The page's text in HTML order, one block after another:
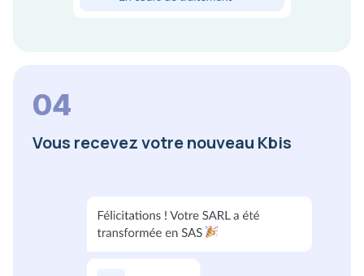
04
Vous recevez votre nouveau Kbis